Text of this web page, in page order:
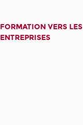
FORMATION VERS LES
ENTREPRISES